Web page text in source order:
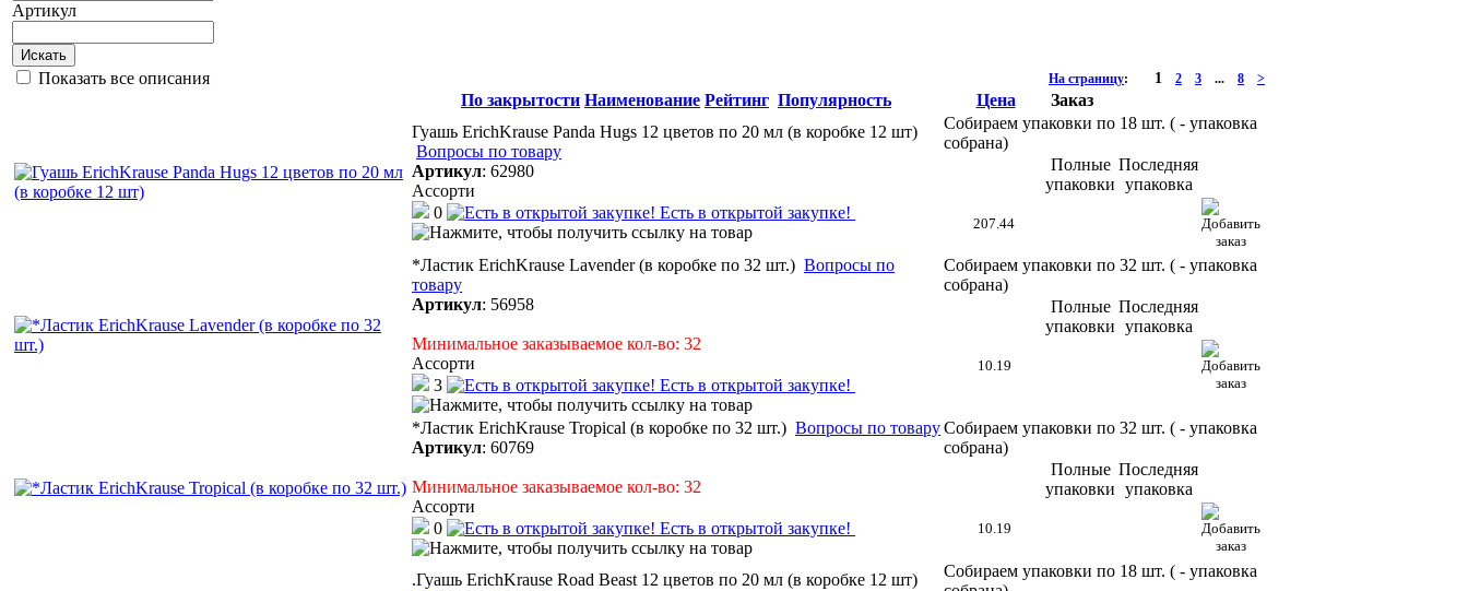
Артикул
Искать
Показать все описания На страницу: 1 2 3 ... 8 >
По закрытости Наименование Рейтинг Популярность Цена
Заказ
Гуашь ErichKrause Panda Hugs 12 цветов по 20 мл (в коробке 12 шт)
Вопросы по товару
Артикул: 62980
Ассорти
0
Есть в открытой закупке!
Собираем упаковки по 18 шт. ( - упаковка
собрана)
Полные
упаковки
Последняя
упаковка
207.44
*Ластик ErichKrause Lavender (в коробке по 32 шт.) Вопросы по
товару
Артикул: 56958
Минимальное заказываемое кол-во: 32
Ассорти
3
Есть в открытой закупке!
Собираем упаковки по 32 шт. ( - упаковка
собрана)
Полные
упаковки
Последняя
упаковка
10.19
*Ластик ErichKrause Tropical (в коробке по 32 шт.) Вопросы по товару
Артикул: 60769
Минимальное заказываемое кол-во: 32
Ассорти
0
Есть в открытой закупке!
Собираем упаковки по 32 шт. ( - упаковка
собрана)
Полные
упаковки
Последняя
упаковка
10.19
.Гуашь ErichKrause Road Beast 12 цветов по 20 мл (в коробке 12 шт)
Собираем упаковки по 18 шт. ( - упаковка